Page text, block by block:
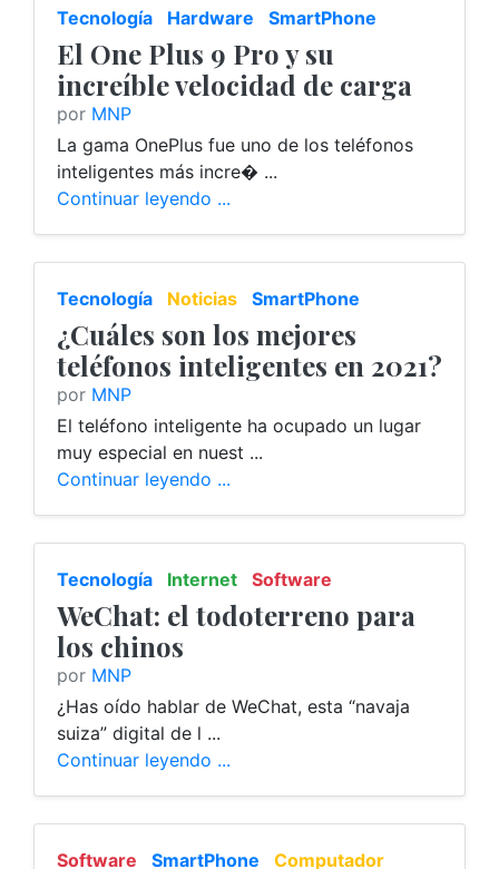
Tecnología Hardware SmartPhone
El One Plus 9 Pro y su
increíble velocidad de carga
por MNP
La gama OnePlus fue uno de los teléfonos
inteligentes más incre� ...
Continuar leyendo ...
Tecnología Noticias SmartPhone
¿Cuáles son los mejores
teléfonos inteligentes en 2021?
por MNP
El teléfono inteligente ha ocupado un lugar
muy especial en nuest ...
Continuar leyendo ...
Tecnología Internet
Software
SmartPhone
WeChat: el todoterreno para
los chinos
por MNP
¿Has oído hablar de WeChat, esta “navaja
suiza” digital de l ...
Continuar leyendo ...
Software SmartPhone Computador